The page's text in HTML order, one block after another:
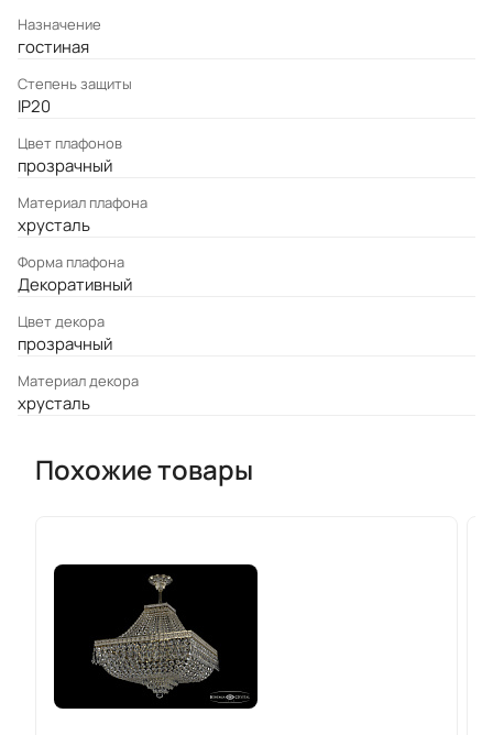
Назначение
гостиная
Степень защиты
IP20
Цвет плафонов
прозрачный
Материал плафона
хрусталь
Форма плафона
Декоративный
Цвет декора
прозрачный
Материал декора
хрусталь
Похожие товары